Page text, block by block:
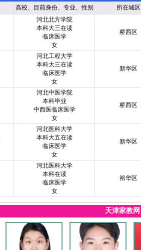
高校、目前身份、专业、性别 所在城区
河北北方学院
本科大三在读
临床医学
女
桥西区
河北工程大学
本科大三在读
临床医学
女
新华区
河北中医学院
本科毕业
中西医临床医学
女
桥西区
河北医科大学
本科大五在读
临床医学
女
新华区
河北医科大学
本科在读
临床医学
女
裕华区
天津家教